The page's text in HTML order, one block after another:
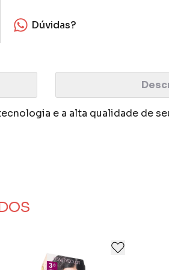
Dúvidas?
e a alta qualidade de